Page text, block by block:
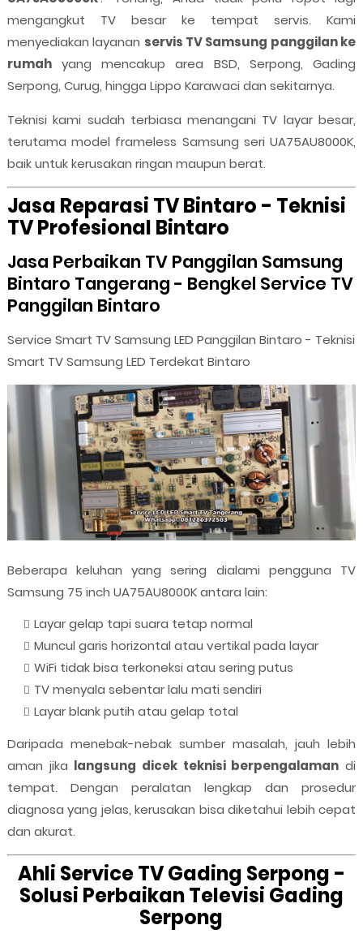
mengangkut TV besar ke tempat servis. Kami
menyediakan layanan servis TV Samsung panggilan ke
rumahyang mencakup area BSD, Serpong, Gading
Serpong, Curug, hingga Lippo Karawaci dan sekitarnya.
Teknisi kami sudah terbiasa menangani TV layar besar,
terutama model frameless Samsung seri UA75AU8000K,
baik untuk kerusakan ringan maupun berat.
Jasa Reparasi TV Bintaro - Teknisi
TV Profesional Bintaro
Jasa Perbaikan TV Panggilan Samsung
Bintaro Tangerang - Bengkel Service TV
Panggilan Bintaro
Service Smart TV Samsung LED Panggilan Bintaro - Teknisi
Smart TV Samsung LED Terdekat Bintaro
Beberapa keluhan yang sering dialami pengguna TV
Samsung 75 inch UA75AU8000K antara lain:
Layar gelap tapi suara tetap normal
Muncul garis horizontal atau vertikal pada layar
WiFi tidak bisa terkoneksi atau sering putus
TV menyala sebentar lalu mati sendiri
Layar blank putih atau gelap total
Daripada menebak-nebak sumber masalah, jauh lebih
aman jika langsung dicek teknisi berpengalaman di
tempat. Dengan peralatan lengkap dan prosedur
diagnosa yang jelas, kerusakan bisa diketahui lebih cepat
dan akurat.
Ahli Service TV Gading Serpong -
Solusi Perbaikan Televisi Gading
Serpong